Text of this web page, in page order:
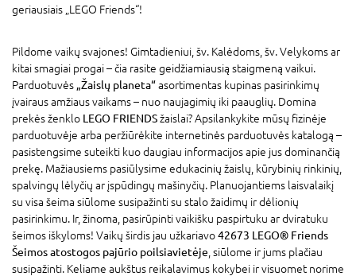
geriausiais „LEGO Friends“!
Pildome vaikų svajones! Gimtadieniui, šv. Kalėdoms, šv. Velykoms ar
kitai smagiai progai – čia rasite geidžiamiausią staigmeną vaikui.
Parduotuvės „Žaislų planeta“asortimentas kupinas pasirinkimų
įvairaus amžiaus vaikams – nuo naujagimių iki paauglių. Domina
prekės ženklo LEGO FRIENDSžaislai? Apsilankykite mūsų fizinėje
parduotuvėje arba peržiūrėkite internetinės parduotuvės katalogą –
pasistengsime suteikti kuo daugiau informacijos apie jus dominančią
prekę. Mažiausiems pasiūlysime edukacinių žaislų, kūrybinių rinkinių,
spalvingų lėlyčių ar įspūdingų mašinyčių. Planuojantiems laisvalaikį
su visa šeima siūlome susipažinti su stalo žaidimų ir dėlionių
pasirinkimu. Ir, žinoma, pasirūpinti vaikišku paspirtuku ar dviratuku
šeimos iškyloms! Vaikų širdis jau užkariavo42673 LEGO® Friends
Šeimos atostogos pajūrio poilsiavietėje , siūlome ir jums plačiau
susipažinti. Keliame aukštus reikalavimus kokybei ir visuomet norime